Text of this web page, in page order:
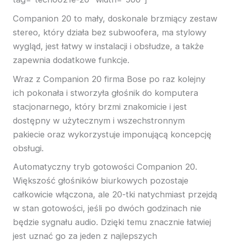
Companion 20 to mały, doskonale brzmiący zestaw
stereo, który działa bez subwoofera, ma stylowy
wygląd, jest łatwy w instalacji i obsłudze, a także
zapewnia dodatkowe funkcje.
Wraz z Companion 20 firma Bose po raz kolejny
ich pokonała i stworzyła głośnik do komputera
stacjonarnego, który brzmi znakomicie i jest
dostępny w użytecznym i wszechstronnym
pakiecie oraz wykorzystuje imponującą koncepcję
obsługi.
Automatyczny tryb gotowości Companion 20.
Większość głośników biurkowych pozostaje
całkowicie włączona, ale 20-tki natychmiast przejdą
w stan gotowości, jeśli po dwóch godzinach nie
będzie sygnału audio. Dzięki temu znacznie łatwiej
jest uznać go za jeden z najlepszych